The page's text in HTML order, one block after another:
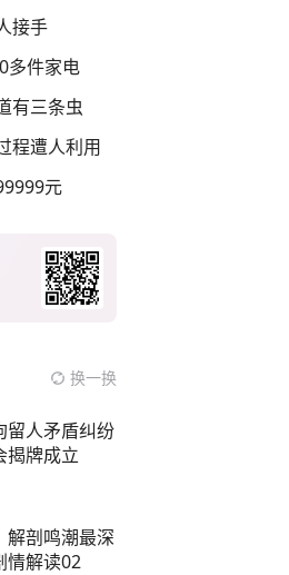
接手
多件家电
有三条虫
程遭人利用
元
换一换
留人矛盾纠纷
揭牌成立
解剖鸣潮最深
情解读02